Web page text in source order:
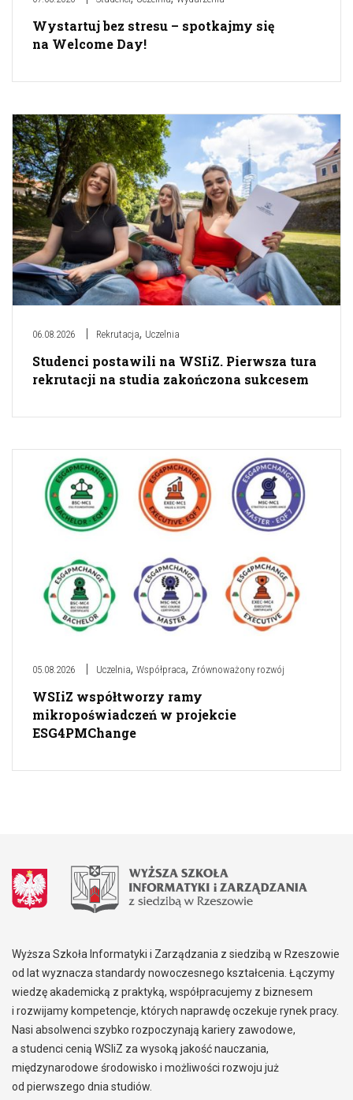
Wystartuj bez stresu – spotkajmy się
na Welcome Day!
06.08.2026 Rekrutacja, Uczelnia
Studenci postawili na WSIiZ. Pierwsza tura
rekrutacji na studia zakończona sukcesem
05.08.2026 Uczelnia, Współpraca, Zrównoważony rozwój
WSIiZ współtworzy ramy
mikropoświadczeń w projekcie
ESG4PMChange
Wyższa Szkoła Informatyki i Zarządzania z siedzibą w Rzeszowie
od lat wyznacza standardy nowoczesnego kształcenia. Łączymy
wiedzę akademicką z praktyką, współpracujemy z biznesem
i rozwijamy kompetencje, których naprawdę oczekuje rynek pracy.
Nasi absolwenci szybko rozpoczynają kariery zawodowe,
a studenci cenią WSIiZ za wysoką jakość nauczania,
międzynarodowe środowisko i możliwości rozwoju już
od pierwszego dnia studiów.